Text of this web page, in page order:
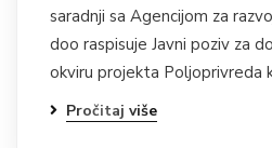
saradnji sa Agencijom za
doo raspisuje Javni poziv za
okviru projekta Poljoprivreda
Pročitaj više